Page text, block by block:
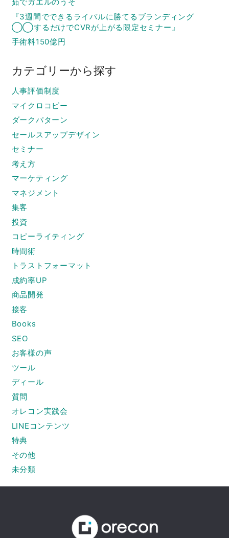
『3週間でできるライバルに勝てるブランディング
◯◯するだけでCVRが上がる限定セミナー』
手術料150億円
カテゴリーから探す
人事評価制度
マイクロコピー
ダークパターン
セールスアップデザイン
セミナー
考え方
マーケティング
マネジメント
集客
投資
コピーライティング
時間術
トラストフォーマット
成約率UP
商品開発
接客
Books
SEO
お客様の声
ツール
ディール
質問
オレコン実践会
LINEコンテンツ
特典
その他
未分類